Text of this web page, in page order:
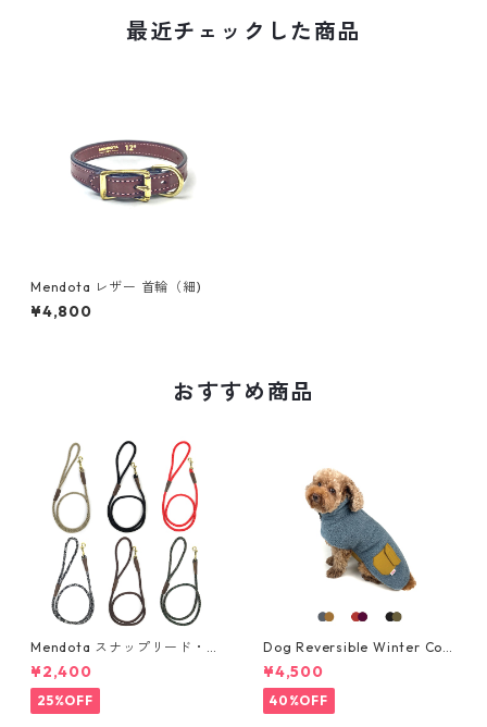
最近チェックした商品
Mendota レザー 首輪（細)
¥4,800
おすすめ商品
Mendota スナップリード・ロ
ープ（細)
¥2,400
25%OFF
Dog Reversible Winter Coa
t・リバーシブルウィンターコ
ート ・大型犬用・サイズ 2XL,
3XL
¥4,500
40%OFF